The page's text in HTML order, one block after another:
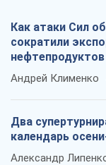
Как атаки Сил
сократили
нефтепродуктов
Андрей Клименко
Два
календарь
Александр